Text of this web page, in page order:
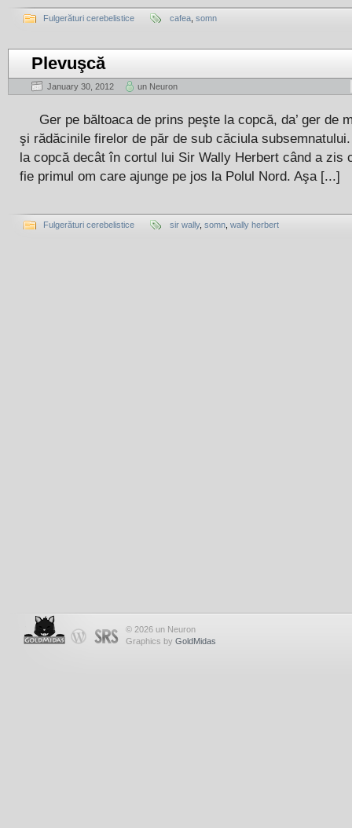
Fulgerături cerebelistice cafea somn
Plevuşcă
January 30, 2012 un Neuron
Ger pe băltoaca de prins peşte la copcă, da’ ger de
şi rădăcinile firelor de păr de sub căciula
la copcă decât în cortul lui Sir Wally Herbert când a zis
fie primul om care ajunge pe jos la Polul Nord. Aşa [...]
Fulgerături cerebelistice sir wally, somn wally herbert
© 2026 un Neuron
Graphics by GoldMidas